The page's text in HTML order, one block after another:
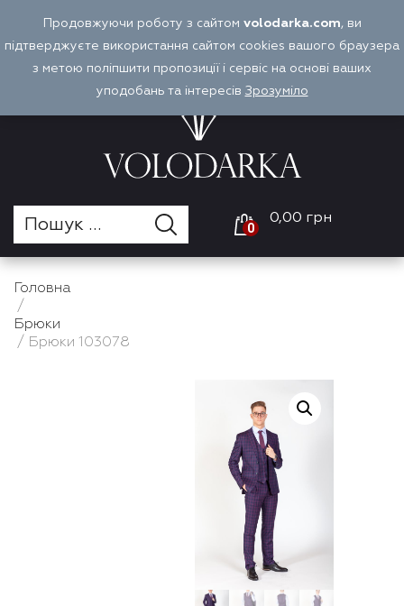
UA
Войти
Оплата і доставка
0
0,00 грн
Головна
/
Брюки
/ Брюки 103078
Продовжуючи роботу з сайтом volodarka.com, ви
підтверджуєте використання сайтом cookies вашого браузера
з метою поліпшити пропозиції і сервіс на основі ваших
уподобань та інтересів Зрозуміло